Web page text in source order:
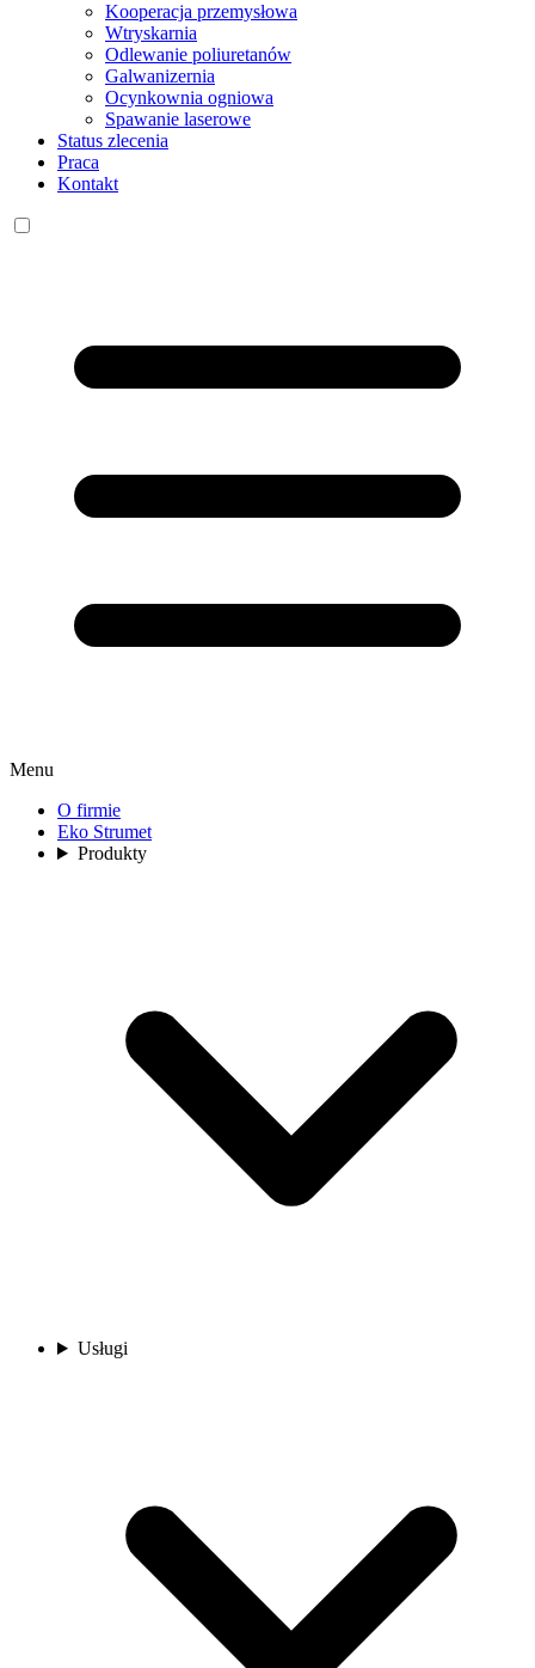
Kooperacja przemysłowa
Wtryskarnia
Odlewanie poliuretanów
Galwanizernia
Ocynkownia ogniowa
Spawanie laserowe
Status zlecenia
Praca
Kontakt
Menu
O firmie
Eko Strumet
Produkty
Usługi